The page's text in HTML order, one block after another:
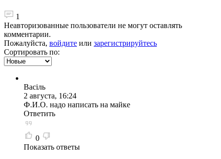
1
Неавторизованные пользователи не могут оставлять
комментарии.
Пожалуйста, войдите или зарегистрируйтесь
Сортировать по:
Васiль
2 августа, 16:24
Ф.И.О. надо написать на майке
Ответить
0
Показать ответы